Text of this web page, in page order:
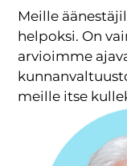
Meille
helpoksi. On
arvioimme
meille itse